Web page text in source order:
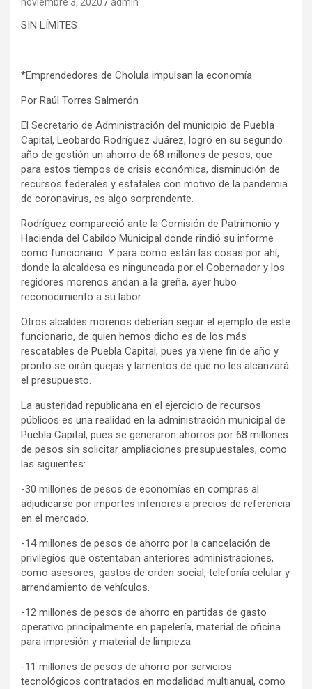
SIN LÍMITES
*Emprendedores de Cholula impulsan la economía
Por Raúl Torres Salmerón
El Secretario de Administración del municipio de Puebla
Capital, Leobardo Rodríguez Juárez, logró en su segundo
año de gestión un ahorro de 68 millones de pesos, que
para estos tiempos de crisis económica, disminución de
recursos federales y estatales con motivo de la pandemia
de coronavirus, es algo sorprendente.
Rodríguez compareció ante la Comisión de Patrimonio y
Hacienda del Cabildo Municipal donde rindió su informe
como funcionario. Y para como están las cosas por ahí,
donde la alcaldesa es ninguneada por el Gobernador y los
regidores morenos andan a la greña, ayer hubo
reconocimiento a su labor.
Otros alcaldes morenos deberían seguir el ejemplo de este
funcionario, de quien hemos dicho es de los más
rescatables de Puebla Capital, pues ya viene fin de año y
pronto se oirán quejas y lamentos de que no les alcanzará
el presupuesto.
La austeridad republicana en el ejercicio de recursos
públicos es una realidad en la administración municipal de
Puebla Capital, pues se generaron ahorros por 68 millones
de pesos sin solicitar ampliaciones presupuestales, como
las siguientes:
-30 millones de pesos de economías en compras al
adjudicarse por importes inferiores a precios de referencia
en el mercado.
-14 millones de pesos de ahorro por la cancelación de
privilegios que ostentaban anteriores administraciones,
como asesores, gastos de orden social, telefonía celular y
arrendamiento de vehículos.
-12 millones de pesos de ahorro en partidas de gasto
operativo principalmente en papelería, material de oficina
para impresión y material de limpieza.
-11 millones de pesos de ahorro por servicios
tecnológicos contratados en modalidad multianual, como